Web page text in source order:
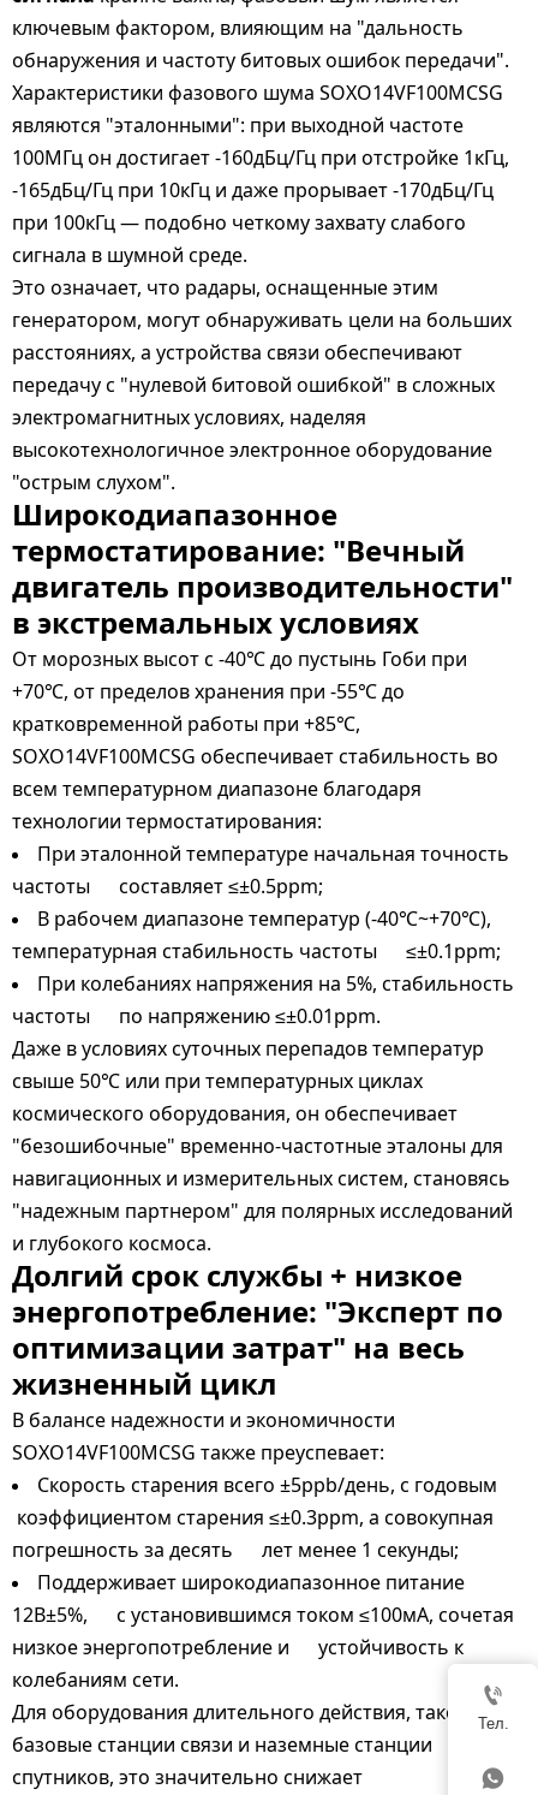
ключевым фактором, влияющим на "дальность
обнаружения и частоту битовых ошибок передачи".
Характеристики фазового шума SOXO14VF100MCSG
являются "эталонными": при выходной частоте
100МГц он достигает -160дБц/Гц при отстройке 1кГц,
-165дБц/Гц при 10кГц и даже прорывает -170дБц/Гц
при 100кГц — подобно четкому захвату слабого
сигнала в шумной среде.
Это означает, что радары, оснащенные этим
генератором, могут обнаруживать цели на больших
расстояниях, а устройства связи обеспечивают
передачу с "нулевой битовой ошибкой" в сложных
электромагнитных условиях, наделяя
высокотехнологичное электронное оборудование
"острым слухом".
Широкодиапазонное
термостатирование: "Вечный
двигатель производительности"
в экстремальных условиях
От морозных высот с -40℃ до пустынь Гоби при
+70℃, от пределов хранения при -55℃ до
кратковременной работы при +85℃,
SOXO14VF100MCSG обеспечивает стабильность во
всем температурном диапазоне благодаря
технологии термостатирования:
При эталонной температуре начальная точность
частоты составляет ≤±0.5ppm;
В рабочем диапазоне температур (-40℃~+70℃),
температурная стабильность частоты ≤±0.1ppm;
При колебаниях напряжения на 5%, стабильность
частоты по напряжению ≤±0.01ppm.
Даже в условиях суточных перепадов температур
свыше 50℃ или при температурных циклах
космического оборудования, он обеспечивает
"безошибочные" временно-частотные эталоны для
навигационных и измерительных систем, становясь
"надежным партнером" для полярных исследований
и глубокого космоса.
Долгий срок службы + низкое
энергопотребление: "Эксперт по
оптимизации затрат" на весь
жизненный цикл
В балансе надежности и экономичности
SOXO14VF100MCSG также преуспевает:
Скорость старения всего ±5ppb/день, с годовым
коэффициентом старения ≤±0.3ppm, а совокупная
погрешность за десять лет менее 1 секунды;
Поддерживает широкодиапазонное питание
12В±5%, с установившимся током ≤100мА, сочетая
низкое энергопотребление и устойчивость к
колебаниям сети.
Для оборудования длительного действия, такого как
базовые станции связи и наземные станции
спутников, это значительно снижает

Тел.
